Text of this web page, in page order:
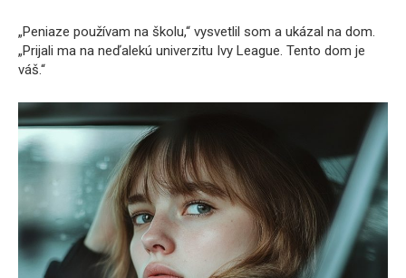
„Peniaze používam na školu,“ vysvetlil som a ukázal na dom.
„Prijali ma na neďalekú univerzitu Ivy League. Tento dom je
váš.“